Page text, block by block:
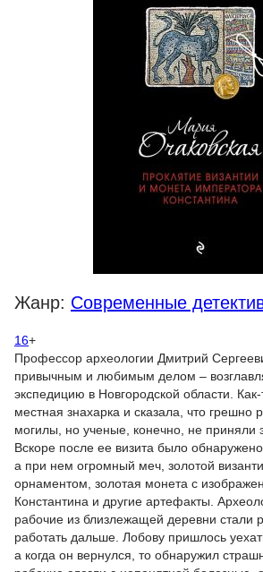
Жанр: Современные
16+
Профессор археологии Дмитрий
привычным и любимым делом –
экспедицию в Новгородской области.
местная знахарка и сказала, что грешно
могилы, но ученые, конечно, не приняли
Вскоре после ее визита было
а при нем огромный меч, золотой
орнаментом, золотая монета с
Константина и другие артефакты.
рабочие из близлежащей деревни стали
работать дальше. Лобову пришлось
а когда он вернулся, то обнаружил